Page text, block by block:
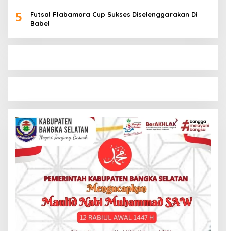
5
Futsal Flabamora Cup Sukses Diselenggarakan Di
Babel